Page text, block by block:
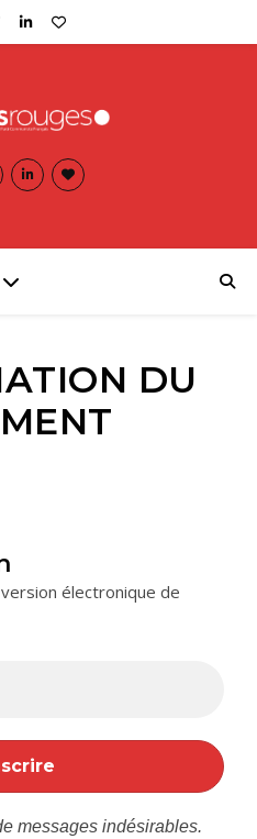
DU
électronique de
messages indésirables.